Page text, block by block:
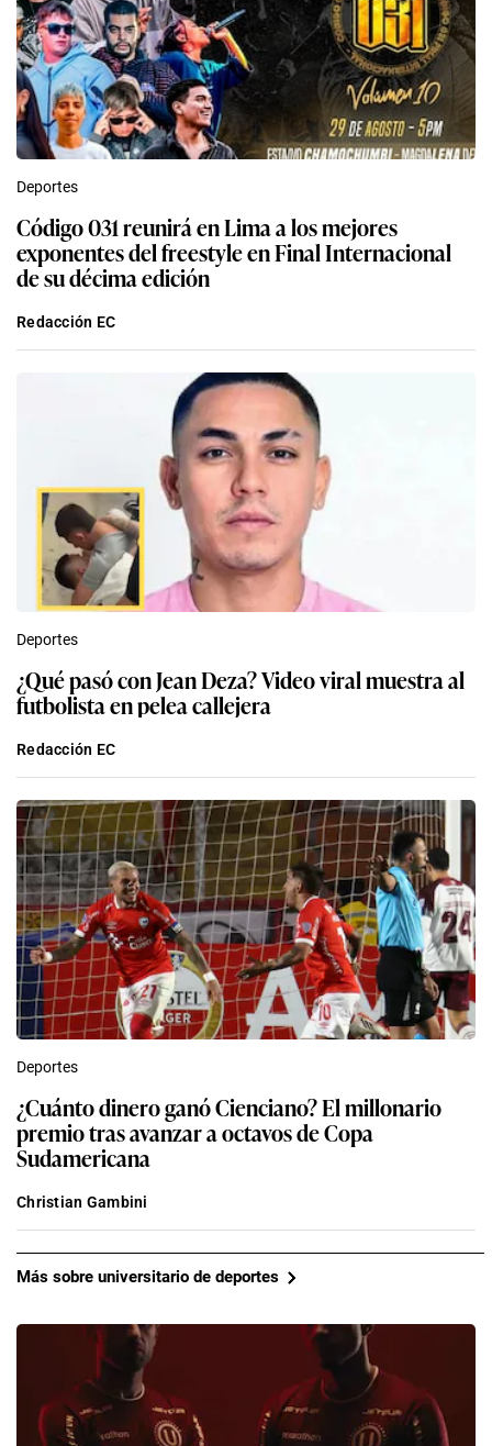
Deportes
Código 031 reunirá en Lima a los mejores
exponentes del freestyle en Final Internacional
de su décima edición
Redacción EC
Deportes
¿Qué pasó con Jean Deza? Video viral muestra al
futbolista en pelea callejera
Redacción EC
Deportes
¿Cuánto dinero ganó Cienciano? El millonario
premio tras avanzar a octavos de Copa
Sudamericana
Christian Gambini
Más sobre universitario de deportes